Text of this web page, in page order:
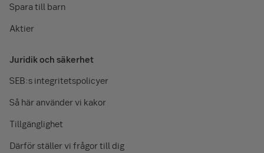
Spara till barn
Aktier
Juridik och säkerhet
SEB:s integritetspolicyer
Så här använder vi kakor
Tillgänglighet
Därför ställer vi frågor till dig